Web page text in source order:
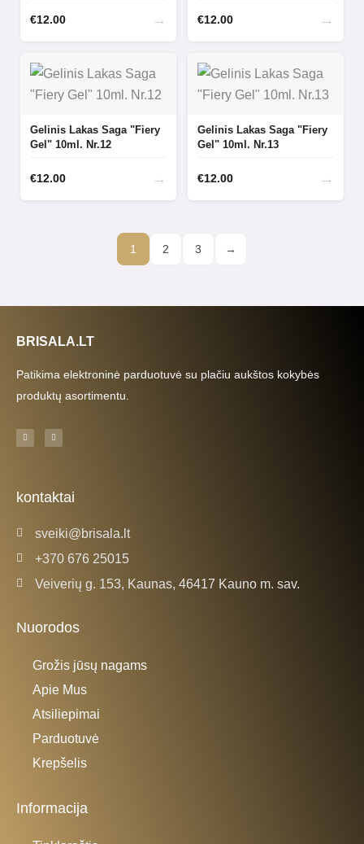
€12.00 → €12.00 →
Gelinis Lakas Saga "Fiery
Gel" 10ml. Nr.12
€12.00 →
Gelinis Lakas Saga "Fiery
Gel" 10ml. Nr.13
€12.00 →
1 2 3 →
BRISALA.LT
Patikima elektroninė parduotuvė su plačiu aukštos kokybės
produktų asortimentu.
F
a
c
-
f
I
n
s
m
kontaktai
sveiki@brisala.lt
+370 676 25015
Veiverių g. 153, Kaunas, 46417 Kauno m. sav.
Nuorodos
Grožis jūsų nagams
Apie Mus
Atsiliepimai
Parduotuvė
Krepšelis
Informacija